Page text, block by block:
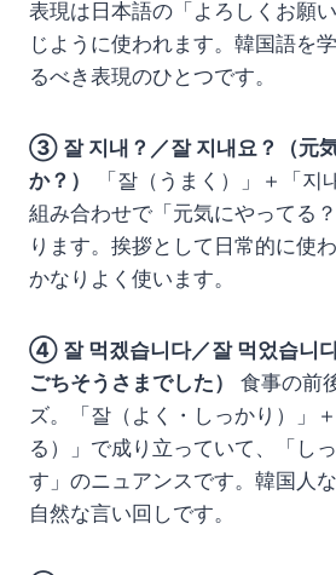
表現は日本語の「よろしくお願
じように使われます。韓国語を
るべき表現のひとつです。
③ 잘 지내？／잘 지내요？（元
か？）
「잘（うまく）」＋「지
組み合わせで「元気にやってる
ります。挨拶として日常的に使
かなりよく使います。
④ 잘 먹겠습니다／잘 먹었습니
ごちそうさまでした）
食事の前
ズ。「잘（よく・しっかり）」
る）」で成り立っていて、「し
す」のニュアンスです。韓国人
自然な言い回しです。